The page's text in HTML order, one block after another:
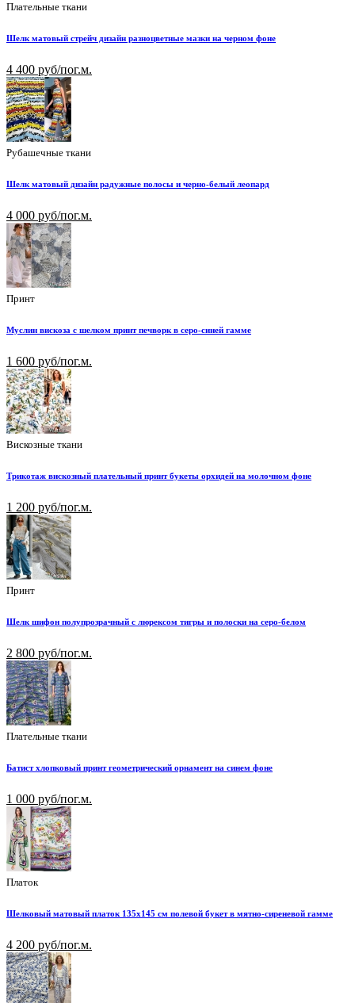
Плательные ткани
Шелк матовый стрейч дизайн разноцветные мазки на черном фоне
4 400 руб/пог.м.
Рубашечные ткани
Шелк матовый дизайн радужные полосы и черно-белый леопард
4 000 руб/пог.м.
Принт
Муслин вискоза с шелком принт печворк в серо-синей гамме
1 600 руб/пог.м.
Вискозные ткани
Трикотаж вискозный плательный принт букеты орхидей на молочном фоне
1 200 руб/пог.м.
Принт
Шелк шифон полупрозрачный с люрексом тигры и полоски на серо-белом
2 800 руб/пог.м.
Плательные ткани
Батист хлопковый принт геометрический орнамент на синем фоне
1 000 руб/пог.м.
Платок
Шелковый матовый платок 135х145 см полевой букет в мятно-сиреневой гамме
4 200 руб/пог.м.